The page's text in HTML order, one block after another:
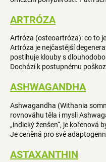
ARTRÓZA
Artróza (osteoartróza): co to
Artróza je nejčastější
postihuje klouby s
Dochází k postupnému
ASHWAGANDHA
Ashwagandha (Withania
rovnováhu těla i mysli
„indický ženšen“, je kořenová
Je ceněná pro své
ASTAXANTHIN